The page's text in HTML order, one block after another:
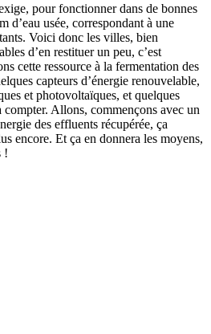
pour fonctionner dans de bonnes
d’eau usée, correspondant à une
Voici donc les villes, bien
d’en restituer un peu, c’est
cette ressource à la fermentation des
capteurs d’énergie renouvelable,
et photovoltaïques, et quelques
compter. Allons, commençons avec un
des effluents récupérée, ça
encore. Et ça en donnera les moyens,
!